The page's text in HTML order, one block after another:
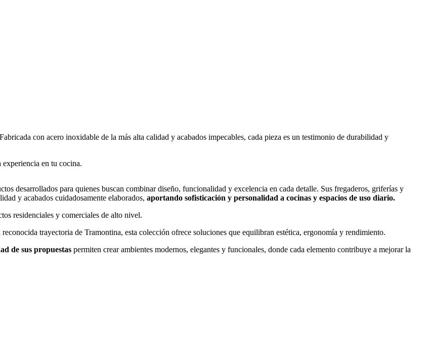
con acero inoxidable de la más alta calidad y acabados impecables, cada pieza es un testimonio de durabilidad y
en tu cocina.
desarrollados para quienes buscan combinar diseño, funcionalidad y excelencia en cada detalle. Sus fregaderos, griferías y
y acabados cuidadosamente elaborados, aportando sofisticación y personalidad a cocinas y espacios de uso diario.
residenciales y comerciales de alto nivel.
trayectoria de Tramontina, esta colección ofrece soluciones que equilibran estética, ergonomía y rendimiento.
de sus propuestaspermiten crear ambientes modernos, elegantes y funcionales, donde cada elemento contribuye a mejorar la